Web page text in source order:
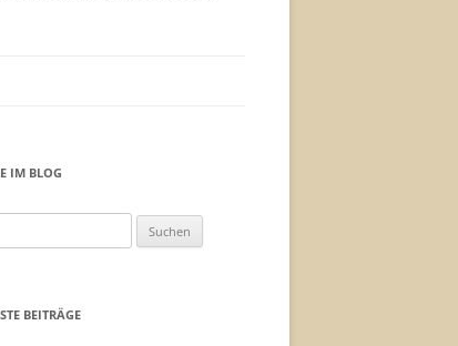
IM BLOG
BEITRÄGE